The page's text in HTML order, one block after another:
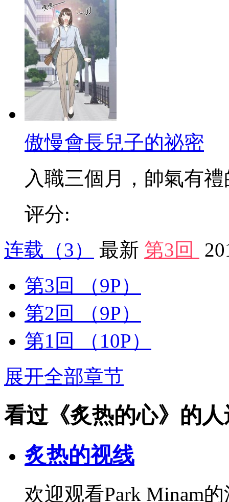
傲慢會長兒子的祕密
入職三個月，帥氣有禮
评分:
连载 （3） 最新 第3回
第3回
（9P）
第2回
（9P）
第1回
（10P）
展开全部章节
看过《炙热的心》的
炙热的视线
欢迎观看Park Minam